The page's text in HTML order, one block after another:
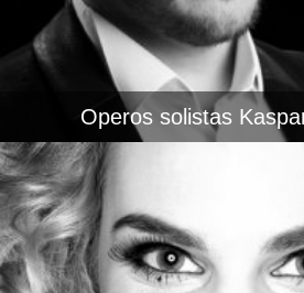
Operos solistas